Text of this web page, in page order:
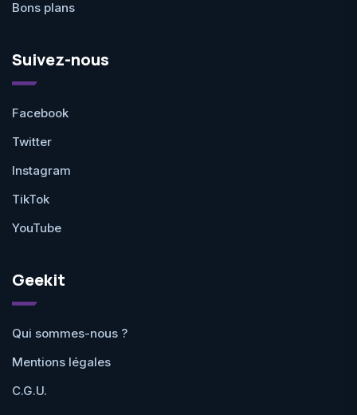
Bons plans
Suivez-nous
Facebook
Twitter
Instagram
TikTok
YouTube
Geekit
Qui sommes-nous ?
Mentions légales
C.G.U.